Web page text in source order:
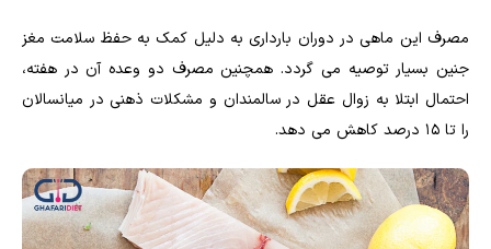
مصرف این ماهی در دوران بارداری به دلیل کمک به حفظ سلامت مغز
جنین بسیار توصیه می گردد. همچنین مصرف دو وعده آن در هفته،
احتمال ابتلا به زوال عقل در سالمندان و مشکلات ذهنی در میانسالان
را تا ۱۵ درصد کاهش می دهد.